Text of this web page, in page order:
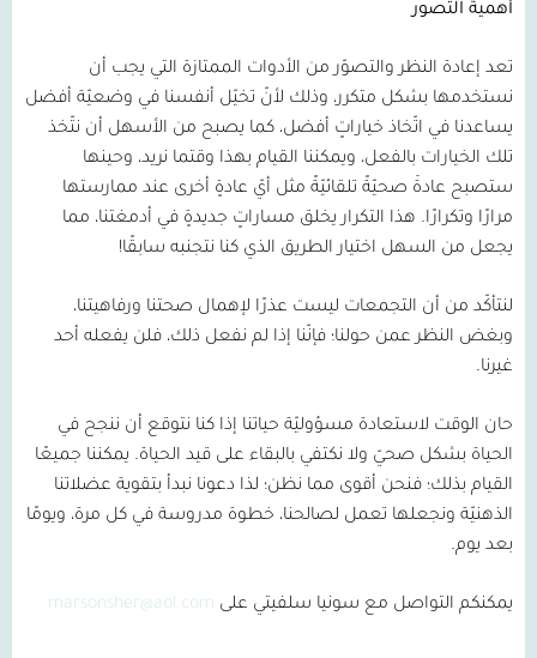
أهمية التصور
تعد إعادة النظر والتصوّر من الأدوات الممتازة التي يجب أن
نستخدمها بشكل متكرر، وذلك لأنّ تخيّل أنفسنا في وضعيّة أفضل
يساعدنا في اتّخاذ خياراتٍ أفضل، كما يصبح من الأسهل أن نتّخذ
تلك الخيارات بالفعل، ويمكننا القيام بهذا وقتما نريد، وحينها
ستصبح عادةَ صحيّةً تلقائيّةً مثل أيّ عادةٍ أخرى عند ممارستها
مرارًا وتكرارًا. هذا التكرار يخلق مساراتٍ جديدةٍ في أدمغتنا، مما
يجعل من السهل اختيار الطريق الذي كنا نتجنبه سابقًا!
لنتأكّد من أن التجمعات ليست عذرًا لإهمال صحتنا ورفاهيتنا،
وبغض النظر عمن حولنا؛ فإنّنا إذا لم نفعل ذلك، فلن يفعله أحد
غيرنا.
حان الوقت لاستعادة مسؤوليّة حياتنا إذا كنا نتوقع أن ننجح في
الحياة بشكل صحيّ ولا نكتفي بالبقاء على قيد الحياة. يمكننا جميعًا
القيام بذلك؛ فنحن أقوى مما نظن؛ لذا دعونا نبدأ بتقوية عضلاتنا
الذهنيّة ونجعلها تعمل لصالحنا، خطوة مدروسة في كل مرة، ويومًا
بعد يوم.
يمكنكم التواصل مع سونيا سلفيتي على marsonsher@aol.com